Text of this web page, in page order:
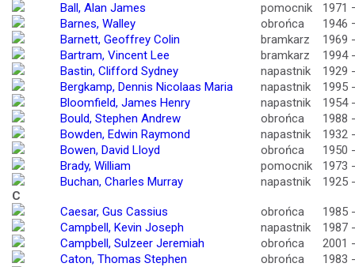
Ball, Alan James
pomocnik
1971
Barnes, Walley
obrońca
1946
Barnett, Geoffrey Colin
bramkarz
1969
Bartram, Vincent Lee
bramkarz
1994
Bastin, Clifford Sydney
napastnik
1929
Bergkamp, Dennis Nicolaas Maria
napastnik
1995
Bloomfield, James Henry
napastnik
1954
Bould, Stephen Andrew
obrońca
1988
Bowden, Edwin Raymond
napastnik
1932
Bowen, David Lloyd
obrońca
1950
Brady, William
pomocnik
1973
Buchan, Charles Murray
napastnik
1925
C
Caesar, Gus Cassius
obrońca
1985
Campbell, Kevin Joseph
napastnik
1987
Campbell, Sulzeer Jeremiah
obrońca
2001
Caton, Thomas Stephen
obrońca
1983